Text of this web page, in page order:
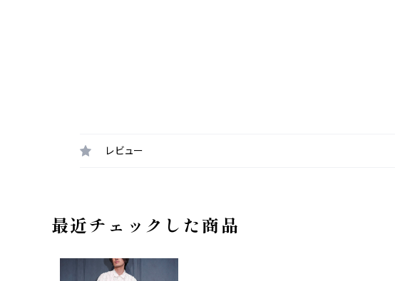
レビュー
最近チェックした商品